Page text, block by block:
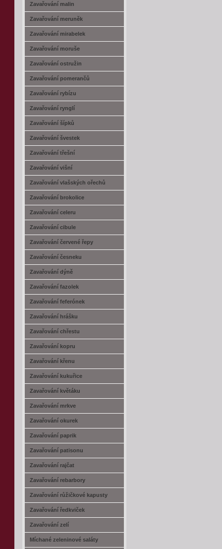
Zavařování malin
Zavařování meruněk
Zavařování mirabelek
Zavařování moruše
Zavařování ostružin
Zavařování pomerančů
Zavařování rybízu
Zavařování rynglí
Zavařování šípků
Zavařování švestek
Zavařování třešní
Zavařování višní
Zavařování vlašských ořechů
Zavařování brokolice
Zavařování celeru
Zavařování cibule
Zavařování červené řepy
Zavařování česneku
Zavařování dýně
Zavařování fazolek
Zavařování feferónek
Zavařování hrášku
Zavařování chřestu
Zavařování kopru
Zavařování křenu
Zavařování kukuřice
Zavařování květáku
Zavařování mrkve
Zavařování okurek
Zavařování paprik
Zavařování patisonu
Zavařování rajčat
Zavařování rebarbory
Zavařování růžičkové kapusty
Zavařování ředkviček
Zavařování zelí
Míchané zeleninové saláty